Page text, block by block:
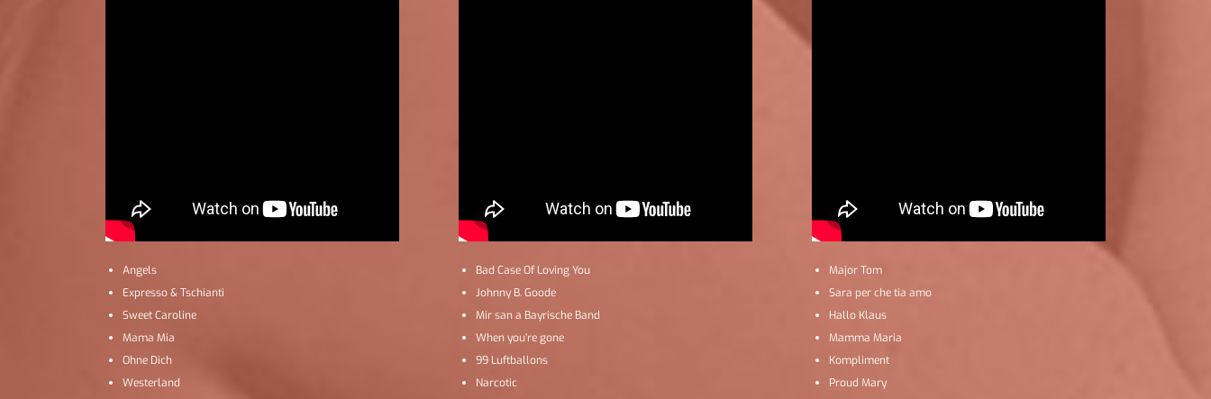
Angels
Expresso & Tschianti
Sweet Caroline
Mama Mia
Ohne Dich
Westerland
Bad Case Of Loving You
Johnny B. Goode
Mir san a Bayrische Band
When you’re gone
99 Luftballons
Narcotic
Major Tom
Sara per che tia amo
Hallo Klaus
Mamma Maria
Kompliment
Proud Mary